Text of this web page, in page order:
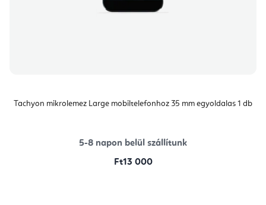
Tachyon mikrolemez Large mobiltelefonhoz 35 mm egyoldalas 1 db
5-8 napon belül szállítunk
Ft13 000